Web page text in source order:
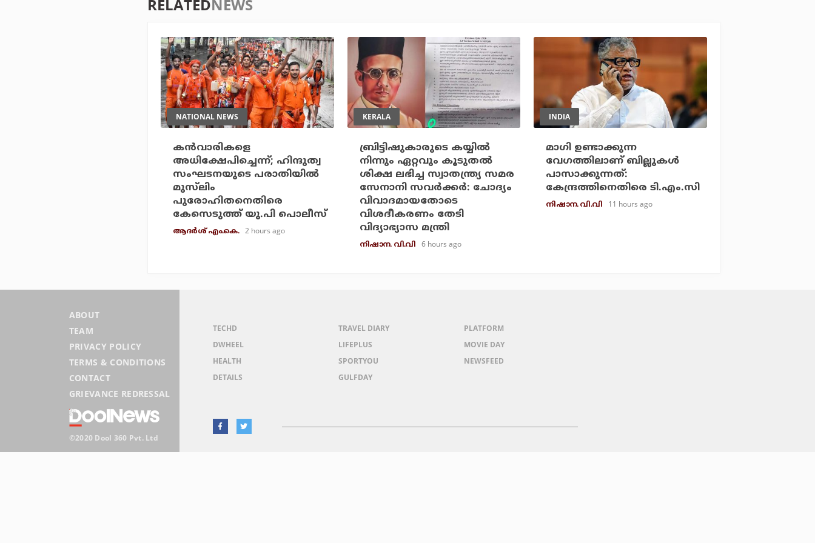
RELATEDNEWS
NATIONAL NEWS
കന്‍വാരികളെ
അധിക്ഷേപിച്ചെന്ന്; ഹിന്ദുത്വ
സംഘടനയുടെ പരാതിയില്‍
മുസ്‌ലിം
പുരോഹിതനെതിരെ
കേസെടുത്ത് യു.പി പൊലീസ്
ആദർശ് എം.കെ. 2 hours ago
KERALA
ബ്രിട്ടിഷുകാരുടെ കയ്യില്‍
നിന്നും ഏറ്റവും കൂടുതല്‍
ശിക്ഷ ലഭിച്ച സ്വാതന്ത്ര്യ സമര
സേനാനി സവര്‍ക്കര്‍: ചോദ്യം
വിവാദമായതോടെ
വിശദീകരണം തേടി
വിദ്യാഭ്യാസ മന്ത്രി
നിഷാന. വി.വി 6 hours ago
INDIA
മാഗി ഉണ്ടാക്കുന്ന
വേഗത്തിലാണ് ബില്ലുകള്‍
പാസാക്കുന്നത്:
കേന്ദ്രത്തിനെതിരെ ടി.എം.സി
നിഷാന. വി.വി 11 hours ago
ABOUT
TEAM
PRIVACY POLICY
TERMS & CONDITIONS
CONTACT
GRIEVANCE REDRESSAL
©2020 Dool 360 Pvt. Ltd
TECHD
DWHEEL
HEALTH
DETAILS
TRAVEL DIARY
LIFEPLUS
SPORTYOU
GULFDAY
PLATFORM
MOVIE DAY
NEWSFEED